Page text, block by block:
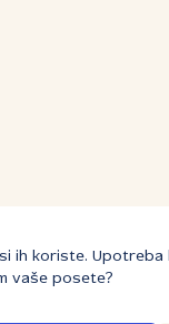
ih koriste. Upotreba
vaše posete?